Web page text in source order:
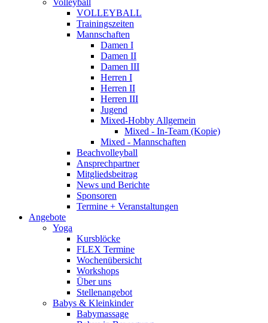
Volleyball
VOLLEYBALL
Trainingszeiten
Mannschaften
Damen I
Damen II
Damen III
Herren I
Herren II
Herren III
Jugend
Mixed-Hobby Allgemein
Mixed - In-Team (Kopie)
Mixed - Mannschaften
Beachvolleyball
Ansprechpartner
Mitgliedsbeitrag
News und Berichte
Sponsoren
Termine + Veranstaltungen
Angebote
Yoga
Kursblöcke
FLEX Termine
Wochenübersicht
Workshops
Über uns
Stellenangebot
Babys & Kleinkinder
Babymassage